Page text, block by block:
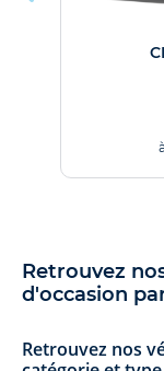
Retrouvez
d'occasion
Retrouvez nos